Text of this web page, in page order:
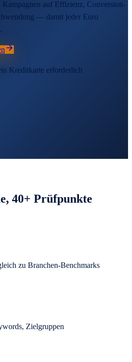
Kampagnen auf Effizienz, Conversion-
— damit jeder Euro
Kreditkarte erforderlich
40+ Prüfpunkte
zu Branchen-Benchmarks
Zielgruppen